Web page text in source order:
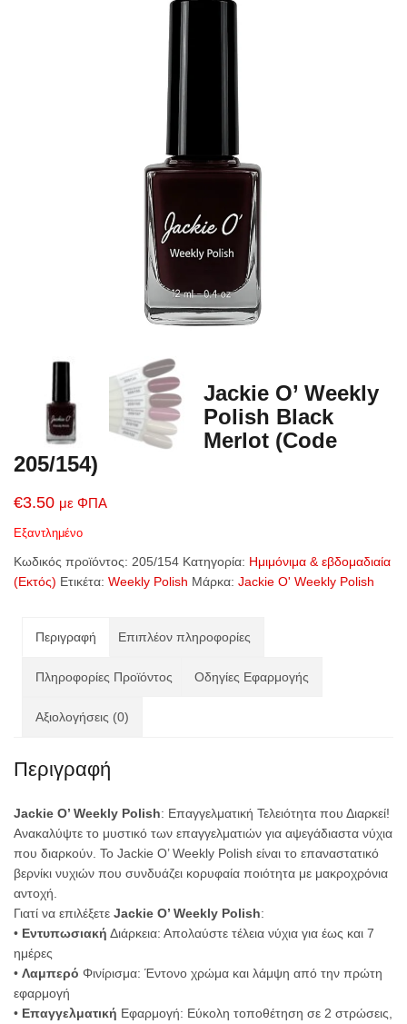
Jackie O’ Weekly
Polish Black
Merlot (Code
205/154)
€3.50 με ΦΠΑ
Εξαντλημένο
Κωδικός προϊόντος: 205/154 Κατηγορία: Ημιμόνιμα & εβδομαδιαία
(Εκτός) Ετικέτα: Weekly Polish Μάρκα: Jackie O' Weekly Polish
Περιγραφή Επιπλέον πληροφορίες
Πληροφορίες Προϊόντος Οδηγίες Εφαρμογής
Αξιολογήσεις (0)
Περιγραφή
Jackie O’ Weekly Polish: Επαγγελματική Τελειότητα που Διαρκεί!
Ανακαλύψτε το μυστικό των επαγγελματιών για αψεγάδιαστα νύχια
που διαρκούν. Το Jackie O’ Weekly Polish είναι το επαναστατικό
βερνίκι νυχιών που συνδυάζει κορυφαία ποιότητα με μακροχρόνια
αντοχή.
Γιατί να επιλέξετε Jackie O’ Weekly Polish:
• Εντυπωσιακή Διάρκεια: Απολαύστε τέλεια νύχια για έως και 7
ημέρες
• Λαμπερό Φινίρισμα: Έντονο χρώμα και λάμψη από την πρώτη
εφαρμογή
• Επαγγελματική Εφαρμογή: Εύκολη τοποθέτηση σε 2 στρώσεις,